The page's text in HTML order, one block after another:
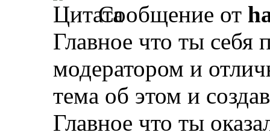
Сообщение от
Главное что ты себя
модератором и
тема об этом и
Главное что ты